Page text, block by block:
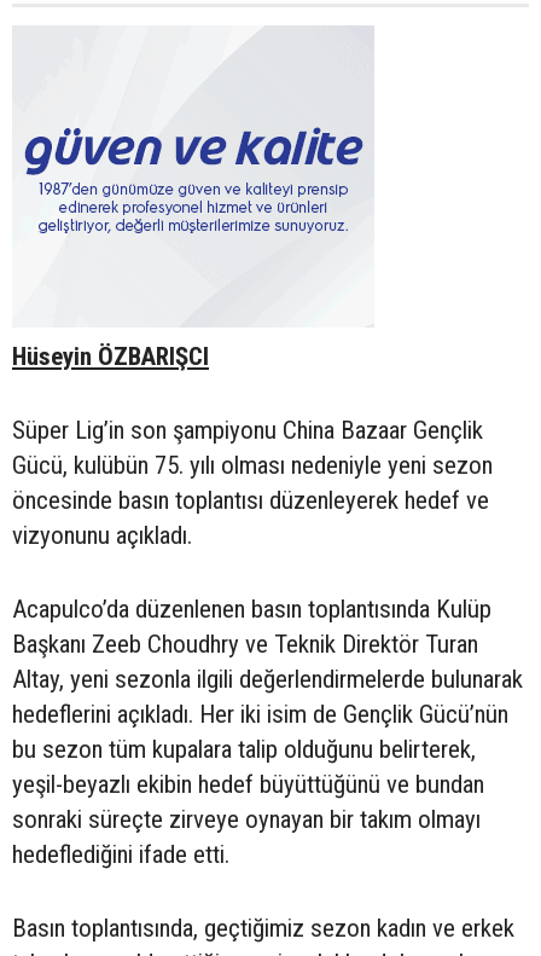
Hüseyin ÖZBARIŞCI
Süper Lig’in son şampiyonu China Bazaar Gençlik
Gücü, kulübün 75. yılı olması nedeniyle yeni sezon
öncesinde basın toplantısı düzenleyerek hedef ve
vizyonunu açıkladı.
Acapulco’da düzenlenen basın toplantısında Kulüp
Başkanı Zeeb Choudhry ve Teknik Direktör Turan
Altay, yeni sezonla ilgili değerlendirmelerde bulunarak
hedeflerini açıkladı. Her iki isim de Gençlik Gücü’nün
bu sezon tüm kupalara talip olduğunu belirterek,
yeşil-beyazlı ekibin hedef büyüttüğünü ve bundan
sonraki süreçte zirveye oynayan bir takım olmayı
hedeflediğini ifade etti.
Basın toplantısında, geçtiğimiz sezon kadın ve erkek